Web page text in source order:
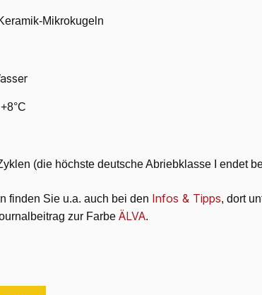
Mikrokugeln
C
(die höchste deutsche Abriebklasse I endet
finden Sie u.a. auch bei den Infos & Tipps, dort
zur Farbe ÄLVA.